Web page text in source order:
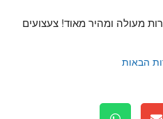
שירות מעולה ומהיר מאוד! צעצועים